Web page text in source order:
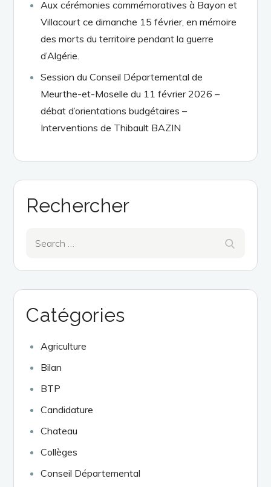
Aux cérémonies commémoratives à Bayon et
Villacourt ce dimanche 15 février, en mémoire
des morts du territoire pendant la guerre
d’Algérie.
Session du Conseil Départemental de
Meurthe-et-Moselle du 11 février 2026 –
débat d’orientations budgétaires –
Interventions de Thibault BAZIN
Rechercher
Catégories
Agriculture
Bilan
BTP
Candidature
Chateau
Collèges
Conseil Départemental